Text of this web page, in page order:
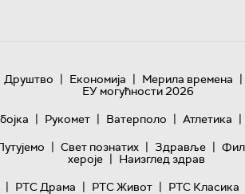
Друштво | Економија | Мерила времена |
ЕУ могућности 2026
| Рукомет | Ватерполо | Атлетика |
| Свет познатих | Здравље |
хероје | Наизглед здрав
| РТС Драма | РТС Живот | РТС Класика